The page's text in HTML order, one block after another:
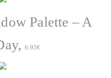
Palette – A
6 .95€